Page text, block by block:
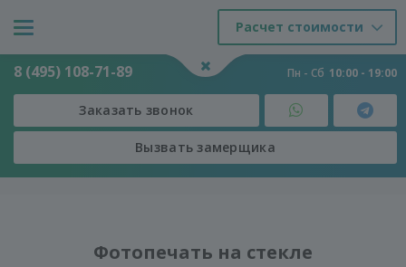
Расчет стоимости
8 (495) 108-71-89 Пн - Сб 10:00 - 19:00
Заказать звонок
Вызвать замерщика
Двери - Услуги - Фотопечать на стекле
Фотопечать на стекле